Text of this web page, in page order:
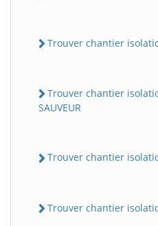
Trouver chantier
Trouver chantier
SAUVEUR
Trouver chantier
Trouver chantier